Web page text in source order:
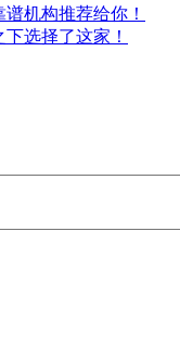
机构推荐给你！
选择了这家！